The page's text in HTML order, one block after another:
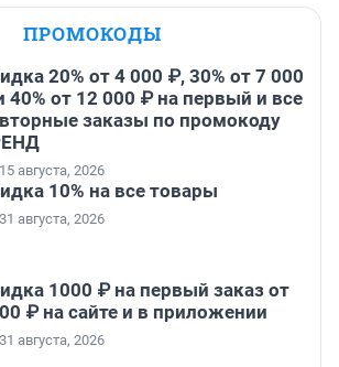
ПРОМОКОДЫ
20% от 4 000 ₽, 30% от 7 000
40% от 12 000 ₽ на первый и все
заказы по промокоду
августа, 2026
10% на все товары
августа, 2026
1000 ₽ на первый заказ от
₽ на сайте и в приложении
августа, 2026